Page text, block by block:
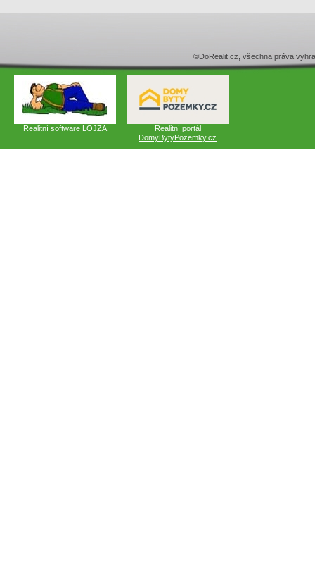
©DoRealit.cz, všechna práva
Realitní software LOJZA
Realitní portál
DomyBytyPozemky.cz